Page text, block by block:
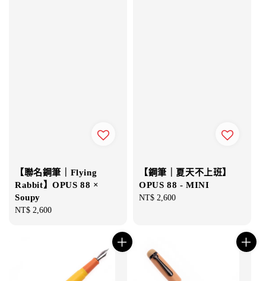
【聯名鋼筆｜Flying
Rabbit】OPUS 88 ×
Soupy
Regular
NT$ 2,600
【鋼筆｜夏天不上班】
OPUS 88 - MINI
Regular
NT$ 2,600